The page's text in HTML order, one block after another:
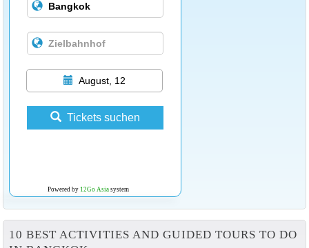
August, 12
Tickets suchen
Powered by 12Go Asiasystem
10 BEST ACTIVITIES AND GUIDED TOURS TO DO